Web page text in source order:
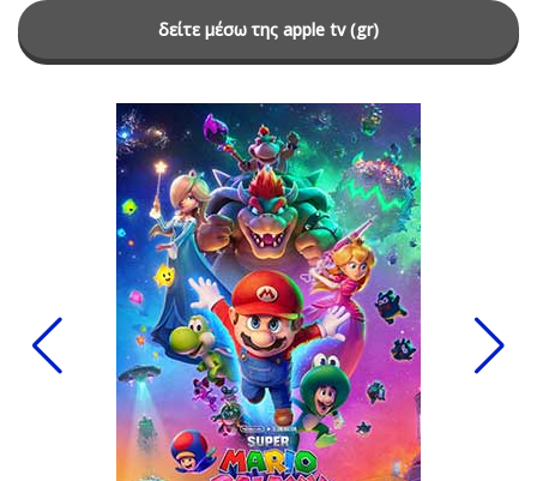
δείτε μέσω της apple tv (gr)